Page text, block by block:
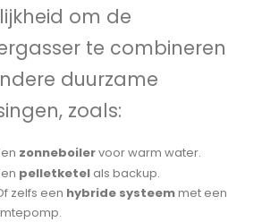
om de
te combineren
duurzame
zoals:
zonneboilervoor warm water.
pelletketel als backup.
zelfs een hybride systeemmet een